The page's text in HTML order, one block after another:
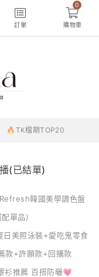
訂單
0
購物車
🔥TK檔期TOP20
(已結單)
韓國美學調色盤
單品)
日美照泳裝+愛吃鬼零食
款+許願款+回購款
衫推薦 百搭防曬💗